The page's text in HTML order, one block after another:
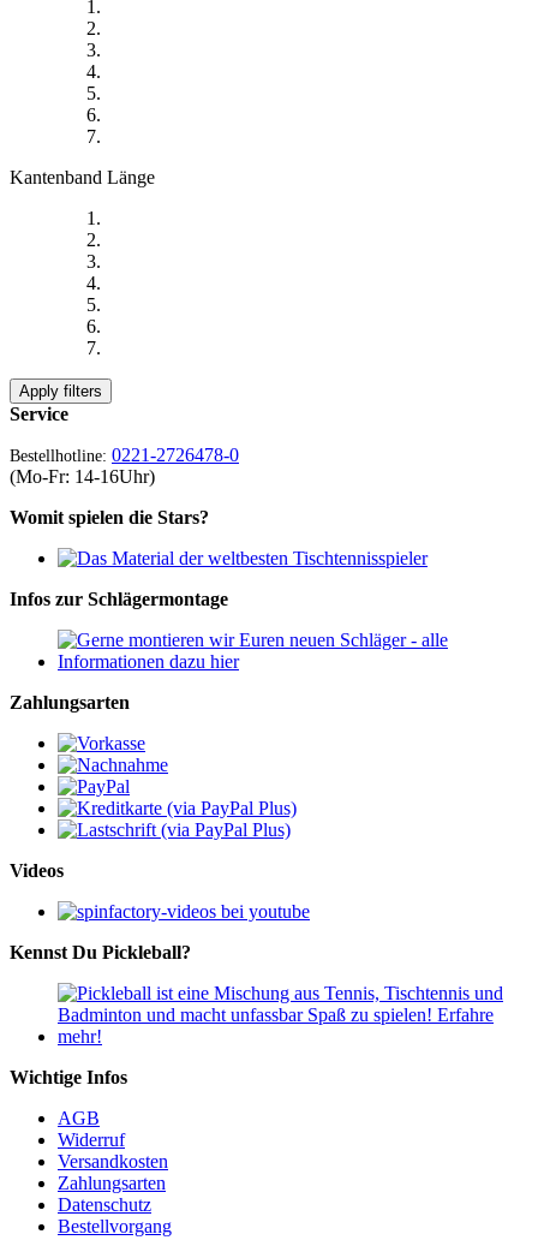
Kantenband Länge
Apply filters
Service
Bestellhotline: 0221-2726478-0
(Mo-Fr: 14-16Uhr)
Womit spielen die Stars?
Infos zur Schlägermontage
Zahlungsarten
Videos
Kennst Du Pickleball?
Wichtige Infos
AGB
Widerruf
Versandkosten
Zahlungsarten
Datenschutz
Bestellvorgang